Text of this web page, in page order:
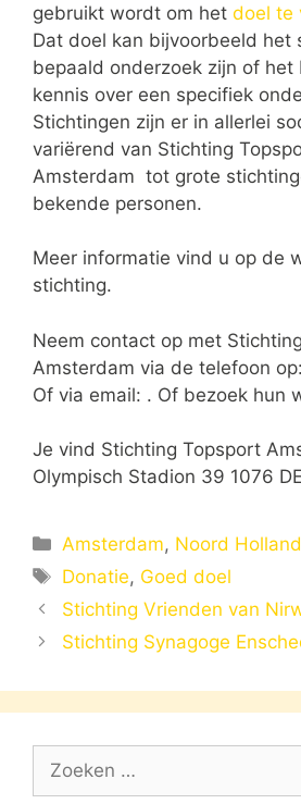
gebruikt wordt om het doel te
Dat doel kan bijvoorbeeld het
bepaald onderzoek zijn of het
kennis over een specifiek
Stichtingen zijn er in allerlei
variërend van Stichting
Amsterdam tot grote
bekende personen.
Meer informatie vind u op de
stichting.
Neem contact op met
Amsterdam via de telefoon
Of via email: . Of bezoek hun
Je vind Stichting Topsport
Olympisch Stadion 39 1076
Categorieën
Amsterdam, Noord Holland
Tags
Donatie, Goed doel
Stichting Vrienden van
Stichting Synagoge
Zoek